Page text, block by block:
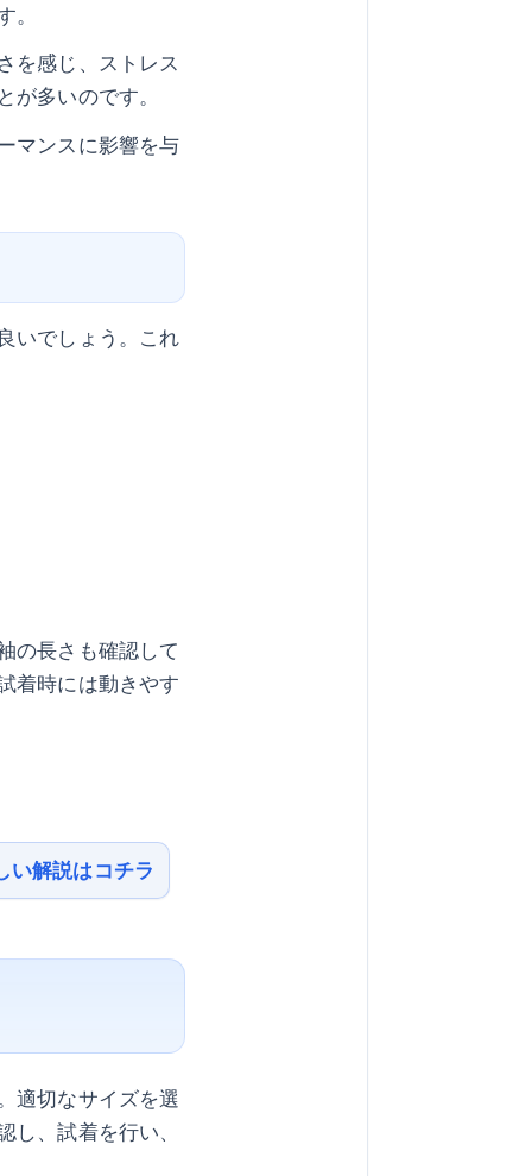
を感じ、ストレス
多いのです。
マンスに影響を与
いでしょう。これ
の長さも確認して
着時には動きやす
い解説はコチラ
適切なサイズを選
、試着を行い、